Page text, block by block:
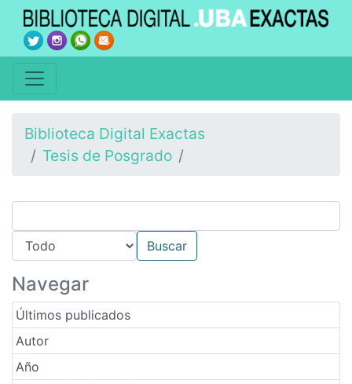
Biblioteca Digital Exactas
Tesis de Posgrado
Navegar
Últimos publicados
Autor
Año